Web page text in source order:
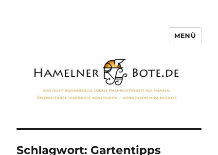
MENÜ
Schlagwort: Gartentipps